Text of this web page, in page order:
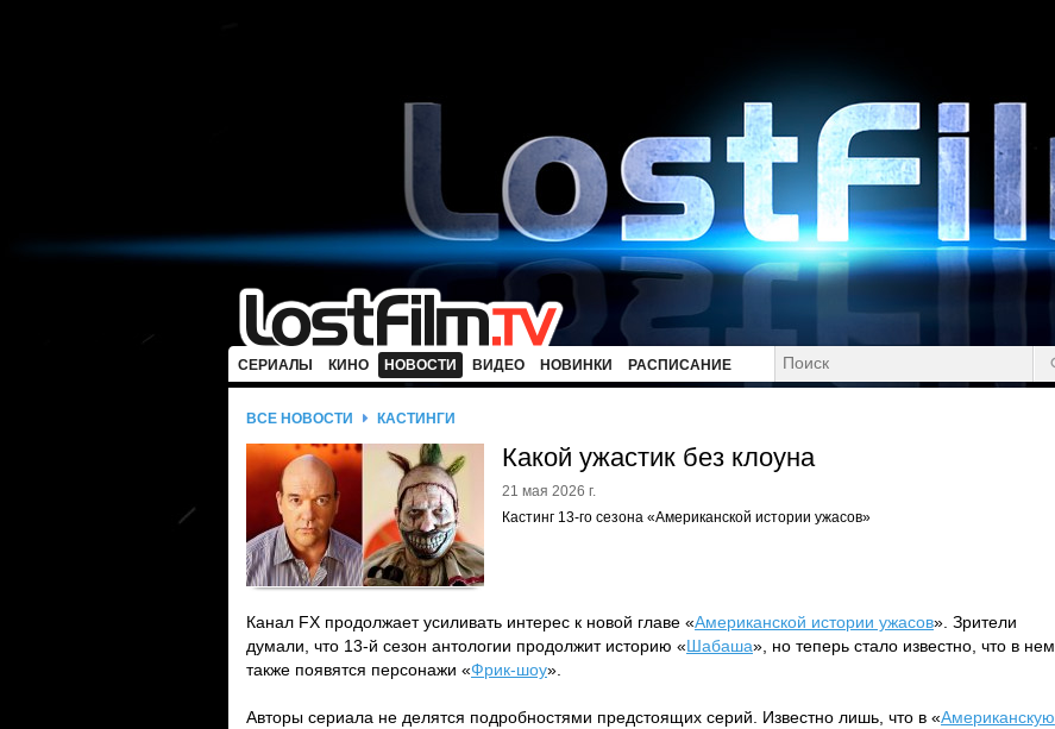
СЕРИАЛЫ КИНО НОВОСТИ ВИДЕО НОВИНКИ РАСПИСАНИЕ
ВСЕ НОВОСТИ КАСТИНГИ
Какой ужастик без клоуна
21 мая 2026 г.
Кастинг 13-го сезона «Американской истории ужасов»
Канал FX продолжает усиливать интерес к новой главе «Американской истории ужасов». Зрители
думали, что 13-й сезон антологии продолжит историю «Шабаша», но теперь стало известно, что в нем
также появятся персонажи «Фрик-шоу».
Авторы сериала не делятся подробностями предстоящих серий. Известно лишь, что в «Американскую